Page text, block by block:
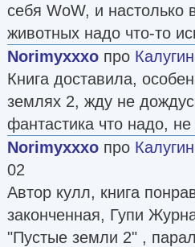
себя WoW, и настолько
животных надо что-то
Norimyxxxo про Калугин
Книга доставила,
землях 2, жду не
фантастика что надо,
Norimyxxxo про Калугин
02
Автор кулл, книга
законченная, Гупи
"Пустые земли 2" ,